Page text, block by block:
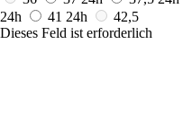
24h
41 24h
42,5
Dieses Feld ist erforderlich